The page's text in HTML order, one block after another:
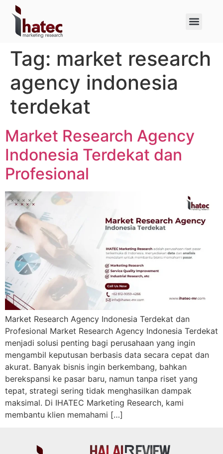
Tag: market research
agency indonesia
terdekat
Market Research Agency
Indonesia Terdekat dan
Profesional
Market Research Agency Indonesia Terdekat dan
Profesional Market Research Agency Indonesia Terdekat
menjadi solusi penting bagi perusahaan yang ingin
mengambil keputusan berbasis data secara cepat dan
akurat. Banyak bisnis ingin berkembang, bahkan
berekspansi ke pasar baru, namun tanpa riset yang
tepat, strategi sering tidak menghasilkan dampak
maksimal. Di IHATEC Marketing Research, kami
membantu klien memahami […]